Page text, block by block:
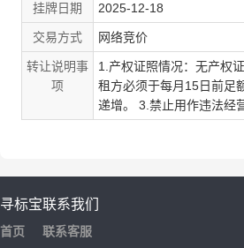
挂牌日期 2025-12-18
交易方式 网络竞价
转让说明事
项
1.产权证照情况：无产权
租方必须于每月15日前足
递增。 3.禁止用作违法经
寻标宝
首页
联系我们
联系客服